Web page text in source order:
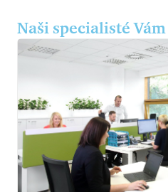
Naši specialisté